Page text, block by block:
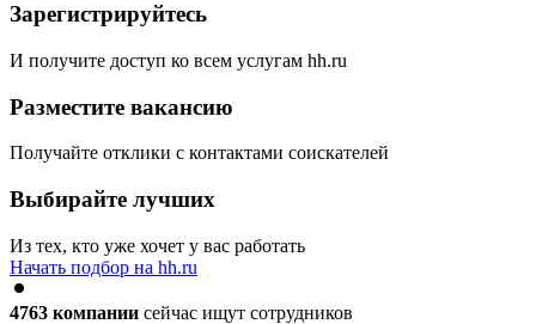
Зарегистрируйтесь
И получите доступ ко всем услугам hh.ru
Разместите вакансию
Получайте отклики с контактами соискателей
Выбирайте лучших
Из тех, кто уже хочет у вас работать
Начать подбор на hh.ru
4763 компании сейчас ищут сотрудников